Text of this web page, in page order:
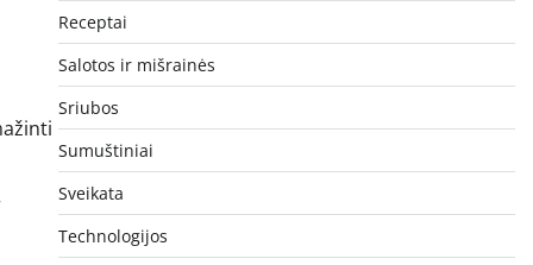
Receptai
Salotos ir mišrainės
Sriubos
Sumuštiniai
Sveikata
Technologijos